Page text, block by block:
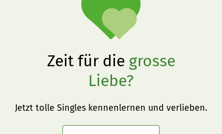
Zeit für die grosse
Liebe?
Jetzt tolle Singles kennenlernen und verlieben.